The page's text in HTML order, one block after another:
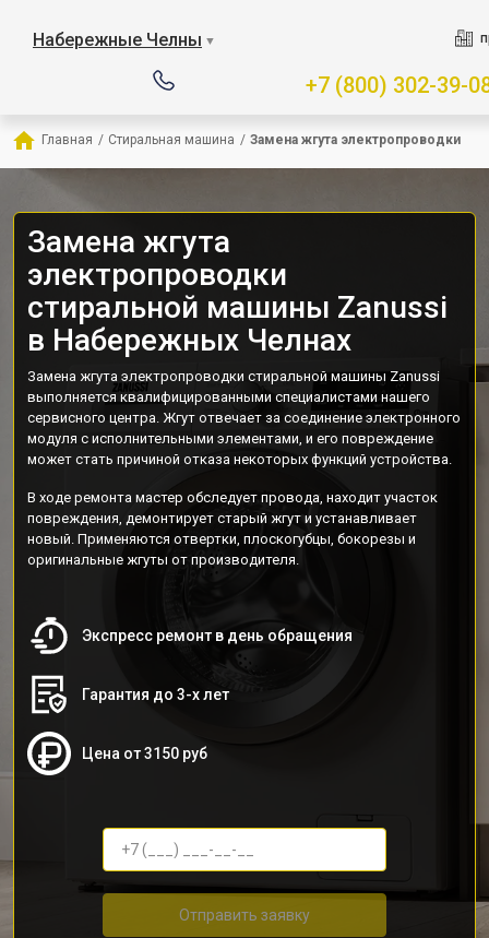
Набережные Челны ▼
+7 (800) 302-39-
Главная / Стиральная машина / Замена жгута электропроводки
Замена жгута
электропроводки
стиральной машины Zanussi
в Набережных Челнах
Замена жгута электропроводки стиральной машины Zanussi
выполняется квалифицированными специалистами нашего
сервисного центра. Жгут отвечает за соединение электронного
модуля с исполнительными элементами, и его повреждение
может стать причиной отказа некоторых функций устройства.
В ходе ремонта мастер обследует провода, находит участок
повреждения, демонтирует старый жгут и устанавливает
новый. Применяются отвертки, плоскогубцы, бокорезы и
оригинальные жгуты от производителя.
Экспресс ремонт в день обращения
Гарантия до 3-х лет
Цена от 3150 руб
Отправить заявку